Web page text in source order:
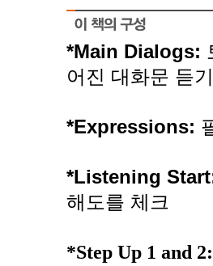
*Main Dialogs:
어진 대화문 듣기
*Expressions:
*Listening
해도를 체크
*Step Up 1 and